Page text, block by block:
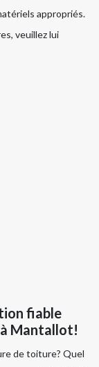
appropriés.
veuillez lui
fiable
Mantallot!
de toiture? Quel